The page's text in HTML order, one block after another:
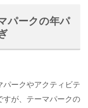
パークの年パ
パークやアクティビテ
すが、テーマパークの